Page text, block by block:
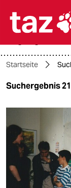
themen
öko
gesellschaft
Startseite
Suchergebnis